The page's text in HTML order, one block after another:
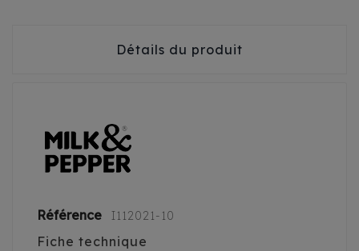
Détails du produit
Référence I112021-10
Fiche technique